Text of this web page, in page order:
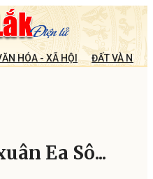
HÓA - XÃ HỘI ĐẤT VÀ
Ea Sô...